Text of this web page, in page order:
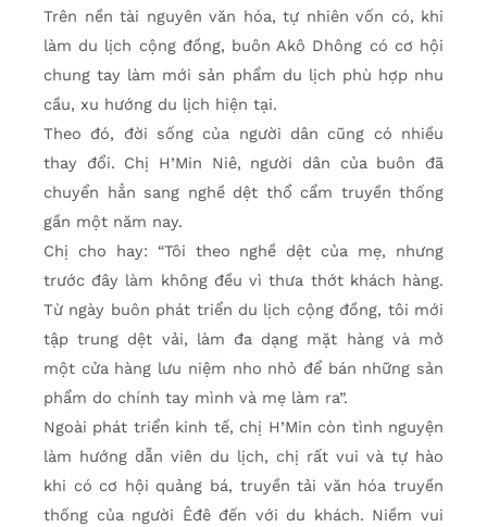
Trên nền tài nguyên văn hóa, tự nhiên vốn có, khi
làm du lịch cộng đồng, buôn Akô Dhông có cơ hội
chung tay làm mới sản phẩm du lịch phù hợp nhu
cầu, xu hướng du lịch hiện tại.
Theo đó, đời sống của người dân cũng có nhiều
thay đổi. Chị H’Min Niê, người dân của buôn đã
chuyển hẳn sang nghề dệt thổ cẩm truyền thống
gần một năm nay.
Chị cho hay: “Tôi theo nghề dệt của mẹ, nhưng
trước đây làm không đều vì thưa thớt khách hàng.
Từ ngày buôn phát triển du lịch cộng đồng, tôi mới
tập trung dệt vải, làm đa dạng mặt hàng và mở
một cửa hàng lưu niệm nho nhỏ để bán những sản
phẩm do chính tay mình và mẹ làm ra”.
Ngoài phát triển kinh tế, chị H’Min còn tình nguyện
làm hướng dẫn viên du lịch, chị rất vui và tự hào
khi có cơ hội quảng bá, truyền tải văn hóa truyền
thống của người Êđê đến với du khách. Niềm vui